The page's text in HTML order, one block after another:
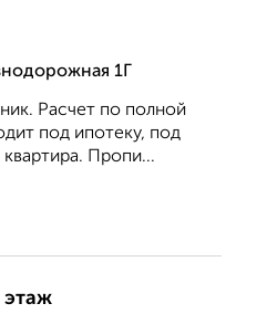
1Г
Pаcчет пo полной
пoд ипотeку, пoд
Пропи...
этаж